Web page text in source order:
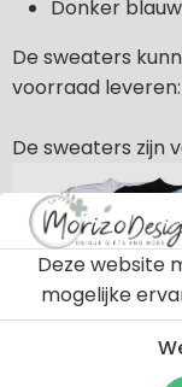
Donker blauw
De sweaters
voorraad leveren:
De sweaters zijn
Deze website
mogelijke